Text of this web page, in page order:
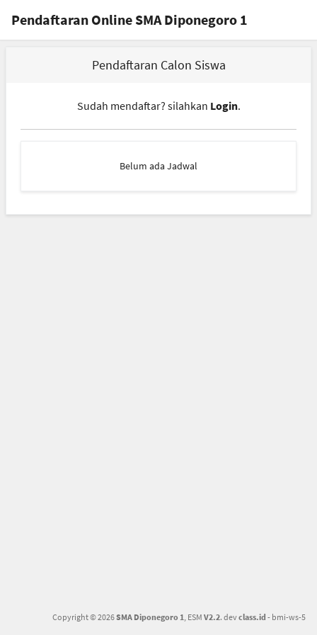
Pendaftaran Online SMA Diponegoro 1
Copyright © 2026SMA Diponegoro 1, ESM V2.2. devclass.id - bmi-ws-5
Pendaftaran Calon Siswa
Sudah mendaftar? silahkan Login.
Belum ada Jadwal